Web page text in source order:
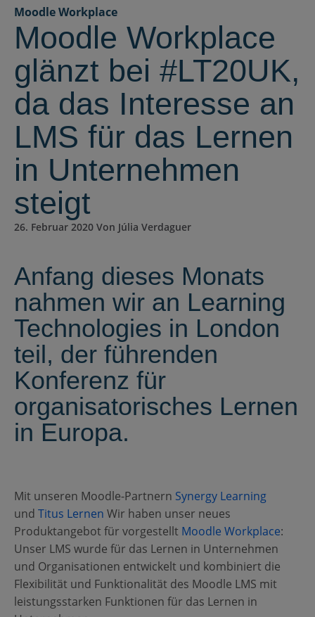
Moodle Workplace
Moodle Workplace
glänzt bei #LT20UK,
da das Interesse an
LMS für das Lernen
in Unternehmen
steigt
26. Februar 2020 Von Júlia Verdaguer
Anfang dieses Monats
nahmen wir an Learning
Technologies in London
teil, der führenden
Konferenz für
organisatorisches Lernen
in Europa.
Mit unseren Moodle-Partnern Synergy Learning
und Titus Lernen Wir haben unser neues
Produktangebot für vorgestellt Moodle Workplace:
Unser LMS wurde für das Lernen in Unternehmen
und Organisationen entwickelt und kombiniert die
Flexibilität und Funktionalität des Moodle LMS mit
leistungsstarken Funktionen für das Lernen in